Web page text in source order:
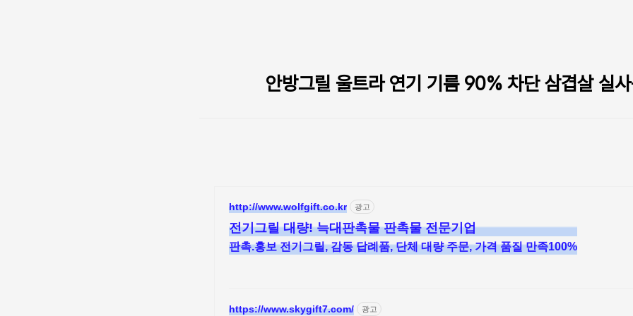
안방그릴 울트라 연기 기름 90% 차단 삼겹살 실
http://www.wolfgift.co.kr 광고
전기그릴 대량! 늑대판촉물 판촉물 전문기업
판촉.홍보 전기그릴, 감동 답례품, 단체 대량 주문, 가격 품질 만족100%
https://www.skygift7.com/ 광고